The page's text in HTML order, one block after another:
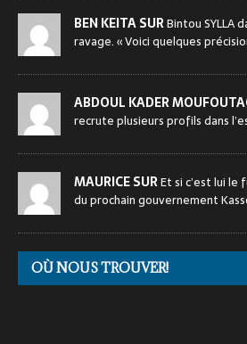
BEN KEITA SURBintou SYLLA
ravage. « Voici quelques
ABDOUL KADER
recrute plusieurs profils dans
MAURICE SUREt si c’est lui
du prochain gouvernement
OÙ NOUS TROUVER!